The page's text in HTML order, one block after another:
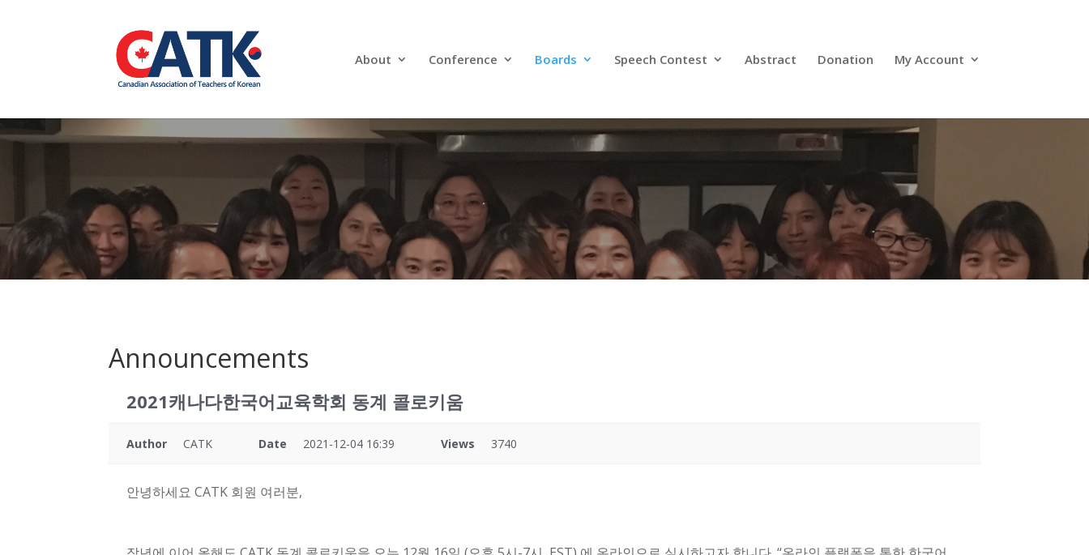
About Conference Boards Speech Contest Abstract Donation My Account
Announcements
2021캐나다한국어교육학회 동계 콜로키움
Author CATK Date 2021-12-04 16:39 Views 3740
안녕하세요 CATK 회원 여러분,